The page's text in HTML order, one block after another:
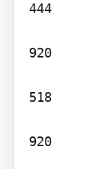
444
920
518
920